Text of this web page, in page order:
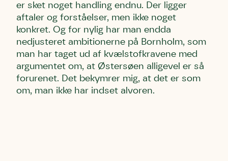
er sket noget handling endnu. Der ligger
aftaler og forståelser, men ikke noget
konkret. Og for nylig har man endda
nedjusteret ambitionerne på Bornholm, som
man har taget ud af kvælstofkravene med
argumentet om, at Østersøen alligevel er så
forurenet. Det bekymrer mig, at det er som
om, man ikke har indset alvoren.